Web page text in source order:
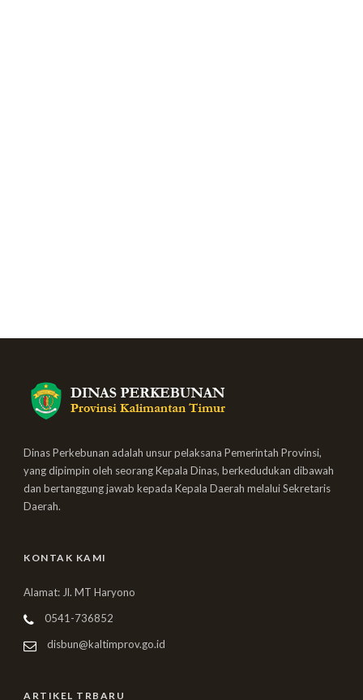
Dinas Perkebunan adalah unsur pelaksana Pemerintah Provinsi,
yang dipimpin oleh seorang Kepala Dinas, berkedudukan dibawah
dan bertanggung jawab kepada Kepala Daerah melalui Sekretaris
Daerah.
KONTAK KAMI
Alamat: Jl. MT Haryono
0541-736852
disbun@kaltimprov.go.id
ARTIKEL TRBARU